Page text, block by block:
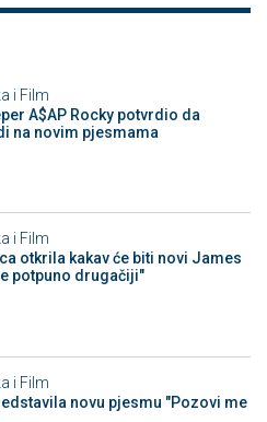
i Film
A$AP Rocky potvrdio da
na novim pjesmama
i Film
otkrila kakav će biti novi James
potpuno drugačiji"
i Film
novu pjesmu "Pozovi me